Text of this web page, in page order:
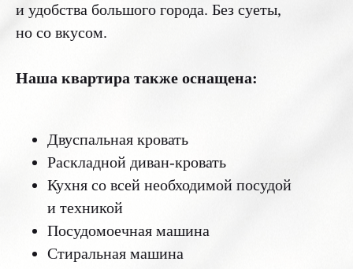
и удобства большого города. Без суеты,
но со вкусом.
Наша квартира также оснащена:
Двуспальная кровать
Раскладной диван-кровать
Кухня со всей необходимой посудой
и техникой
Посудомоечная машина
Стиральная машина